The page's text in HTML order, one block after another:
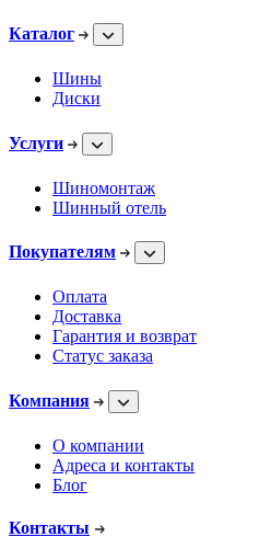
Каталог
Шины
Диски
Услуги
Шиномонтаж
Шинный отель
Покупателям
Оплата
Доставка
Гарантия и возврат
Статус заказа
Компания
О компании
Адреса и контакты
Блог
Контакты